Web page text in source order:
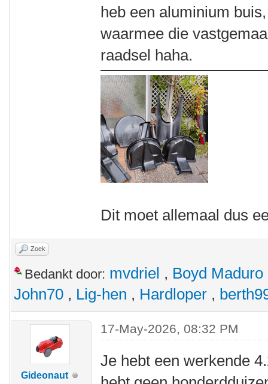
heb een aluminium
waarmee die
raadsel haha.
Dit moet allemaal dus
Zoek
Bedankt door: mvdriel , Boyd Maduro
John70 , Lig-hen , Hardloper ,
Gideonaut
17-May-2026, 08:32 PM
Je hebt een werkende